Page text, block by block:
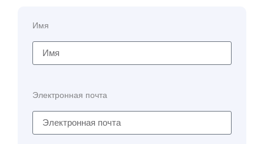
Имя
Электронная почта